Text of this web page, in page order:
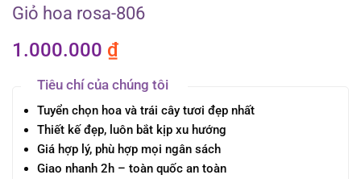
Giỏ hoa rosa-806
1.000.000 ₫
Tiêu chí của chúng tôi
Tuyển chọn hoa và trái cây tươi đẹp nhất
Thiết kế đẹp, luôn bắt kịp xu hướng
Giá hợp lý, phù hợp mọi ngân sách
Giao nhanh 2h – toàn quốc an toàn